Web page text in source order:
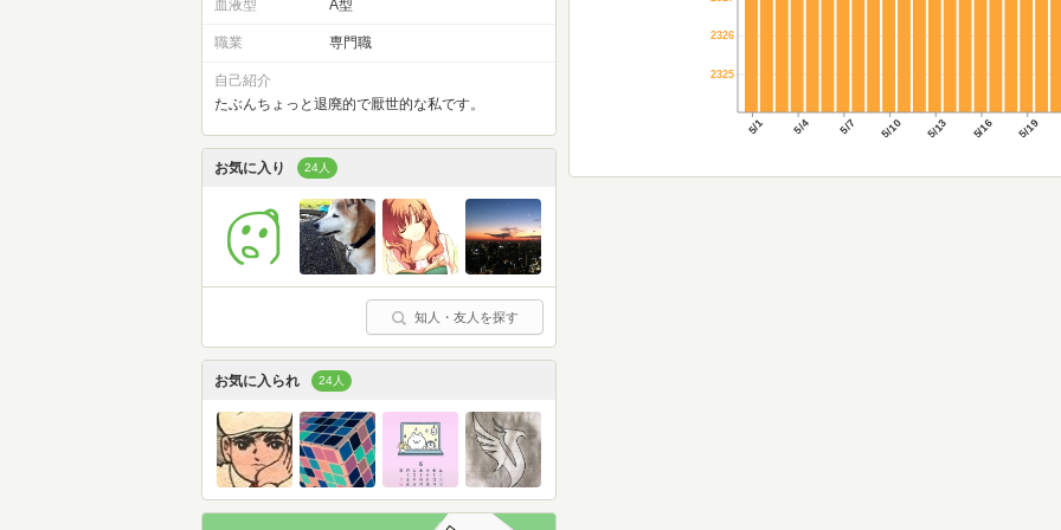
5/1 5/4 5/7 5/10 5/13 5/16 5/19
2325
2326
血液型 A型
職業 専門職
自己紹介
たぶんちょっと退廃的で厭世的な私です。
お気に入り 24人
知人・友人を探す
お気に入られ 24人